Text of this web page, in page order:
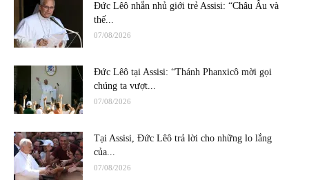
Đức Lêô nhắn nhủ giới trẻ Assisi: “Châu Âu và
thế...
07/08/2026
Đức Lêô tại Assisi: “Thánh Phanxicô mời gọi
chúng ta vượt...
07/08/2026
Tại Assisi, Đức Lêô trả lời cho những lo lắng
của...
07/08/2026